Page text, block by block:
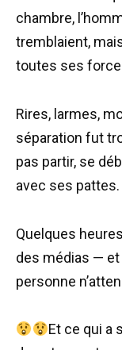
chambre,
tremblaient,
toutes ses
Rires, larmes,
séparation fut
pas partir, se
avec ses pattes.
Quelques
des médias — et
personne
Et ce qui a